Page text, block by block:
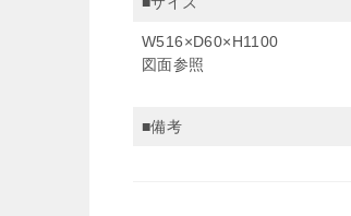
W516×D60×H1100
図面参照
■備考